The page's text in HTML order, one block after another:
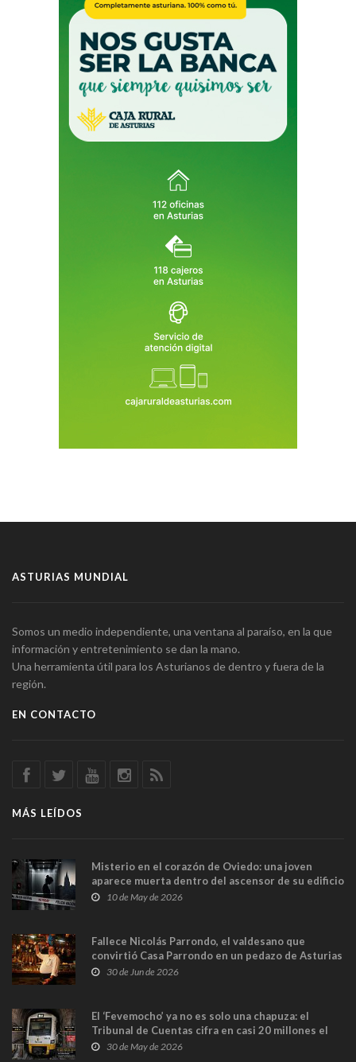
ASTURIAS MUNDIAL
Somos un medio independiente, una ventana al paraíso, en la que
información y entretenimiento se dan la mano.
Una herramienta útil para los Asturianos de dentro y fuera de la
región.
EN CONTACTO
MÁS LEÍDOS
Misterio en el corazón de Oviedo: una joven
aparece muerta dentro del ascensor de su edificio
y las cámaras captan sus últimos minutos
10 de May de 2026
Fallece Nicolás Parrondo, el valdesano que
convirtió Casa Parrondo en un pedazo de Asturias
en Madrid
30 de Jun de 2026
El ‘Fevemocho’ ya no es solo una chapuza: el
Tribunal de Cuentas cifra en casi 20 millones el
sobrecoste de los trenes que no cabían por los
30 de May de 2026